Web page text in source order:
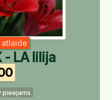
- LA lilija
pieejams